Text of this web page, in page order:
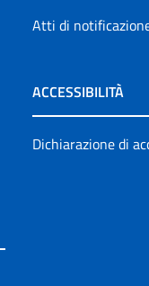
Atti di
ACCESSIBILITÀ
Dichiarazione di